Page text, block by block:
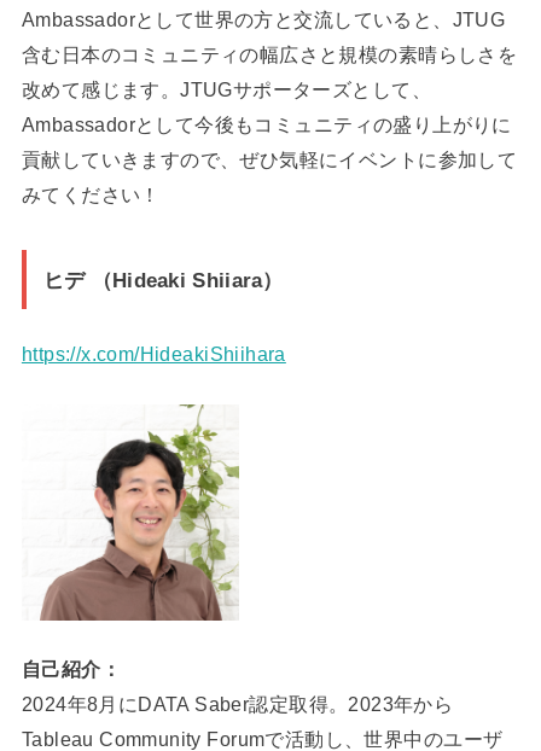
Ambassadorとして世界の方と交流していると、JTUG
含む日本のコミュニティの幅広さと規模の素晴らしさを
改めて感じます。JTUGサポーターズとして、
Ambassadorとして今後もコミュニティの盛り上がりに
貢献していきますので、ぜひ気軽にイベントに参加して
みてください！
ヒデ （Hideaki Shiiara）
https://x.com/HideakiShiihara
自己紹介：
2024年8月にDATA Saber認定取得。2023年から
Tableau Community Forumで活動し、世界中のユーザ